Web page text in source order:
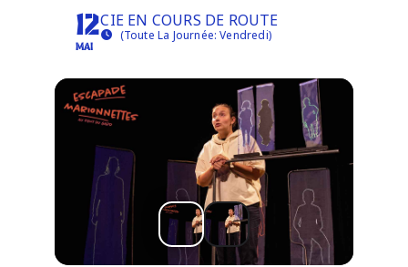
Infos pratiques
12
MAI
CIE EN COURS DE ROUTE
(Toute La Journée: Vendredi)